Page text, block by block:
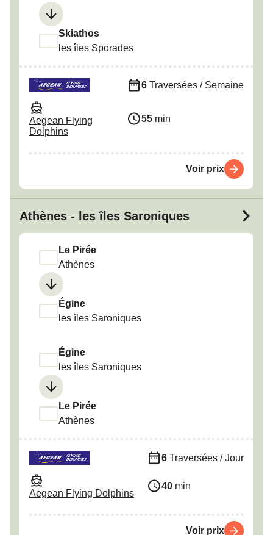
Skiathos
les îles Sporades
Aegean Flying
Dolphins
6 Traversées / Semaine
55 min
Voir prix
Athènes - les îles Saroniques
Le Pirée
Athènes
Égine
les îles Saroniques
Égine
les îles Saroniques
Le Pirée
Athènes
Aegean Flying Dolphins
6 Traversées / Jour
40 min
Voir prix